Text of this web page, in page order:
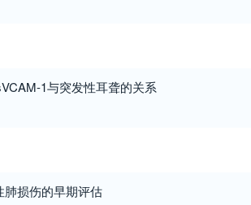
1与突发性耳聋的关系
肺损伤的早期评估